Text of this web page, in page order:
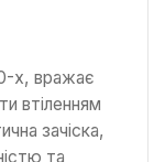
х, вражає
втіленням
зачіска,
та